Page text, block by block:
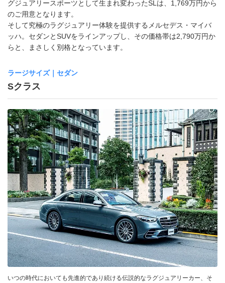
グジュアリースポーツとして生まれ変わったSLは、1,769万円から
のご用意となります。
そして究極のラグジュアリー体験を提供するメルセデス・マイバ
ッハ。セダンとSUVをラインアップし、その価格帯は2,790万円か
らと、まさしく別格となっています。
ラージサイズ｜セダン
Sクラス
いつの時代においても先進的であり続ける伝説的なラグジュアリーカー、そ